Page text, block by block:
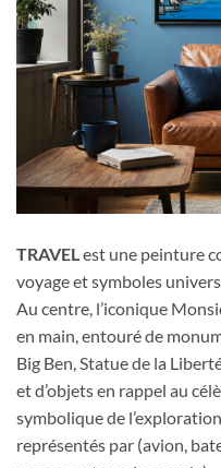
TRAVEL est une peinture
voyage et symboles
Au centre, l’iconique
en main, entouré de
Big Ben, Statue de la
et d’objets en rappel au
symbolique de
représentés par (avion,